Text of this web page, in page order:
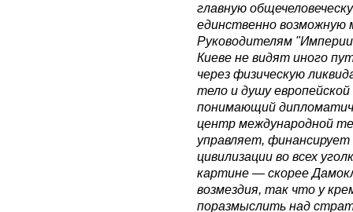
главную
единственно возможную
Руководителям
Киеве не видят иного
через физическую
тело и душу
понимающий
центр международной
управляет,
цивилизации во всех
картине — скорее
возмездия, так что у
поразмыслить над